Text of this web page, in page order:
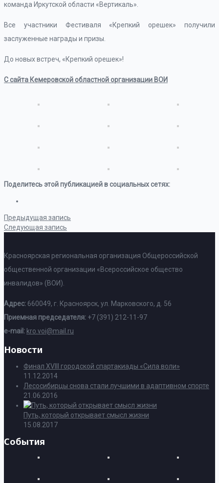
команда Иркутской области «Вертикаль».
Все участники Фестиваля «Крепкий орешек» получили
заслуженные награды и призы.
До новых встреч, «Крепкий орешек»!
С сайта Кемеровской областной организации ВОИ
Поделитесь этой публикацией в социальных сетях:
Предыдущая запись
Следующая запись
Красноярская региональная организация Общероссийской
общественной организации «Всероссийское общество
инвалидов» (ВОИ).
Адрес: 660049, г. Красноярск, ул. Марковского, д. 56
Приемная председателя: +7 (391) 212-11-97
e-mail: kro.voi@mail.ru
Новости
Финал XVIII городской спартакиады «Сила воли»
11.12.2014
Лесосибирцы снова стали лучшими в адаптивном спорте
21.06.2016
Путь, который открывает смысл жизни
15.08.2017
События